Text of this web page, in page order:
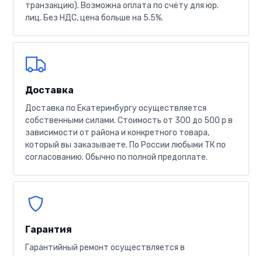
транзакцию). Возможна оплата по счёту для юр.
лиц. Без НДС, цена больше на 5.5%.
Доставка
Доставка по Екатеринбургу осуществляется
собственными силами. Стоимость от 300 до 500 р в
зависимости от района и конкретного товара,
который вы заказываете. По России любыми ТК по
согласованию. Обычно по полной предоплате.
Гарантия
Гарантийный ремонт осуществляется в